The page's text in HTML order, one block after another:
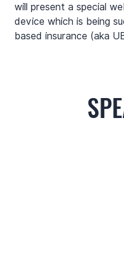
will present a special
device which is being
based insurance (aka